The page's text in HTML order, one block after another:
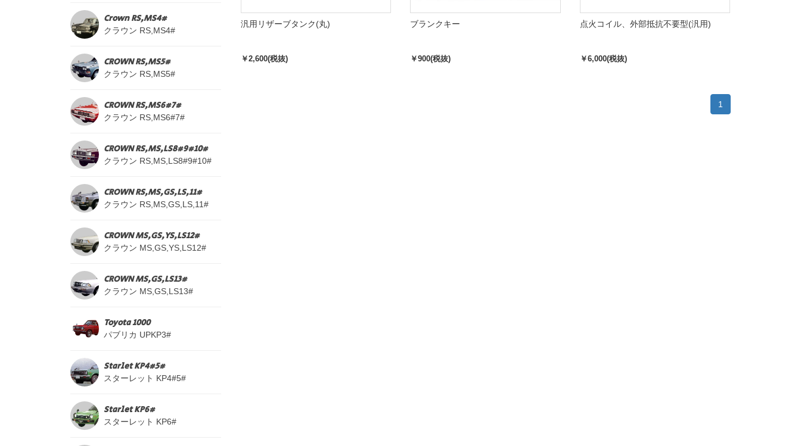
Crown RS,MS4#
クラウン RS,MS4#
CROWN RS,MS5#
クラウン RS,MS5#
CROWN RS,MS6#7#
クラウン RS,MS6#7#
CROWN RS,MS,LS8#9#10#
クラウン RS,MS,LS8#9#10#
CROWN RS,MS,GS,LS,11#
クラウン RS,MS,GS,LS,11#
CROWN MS,GS,YS,LS12#
クラウン MS,GS,YS,LS12#
CROWN MS,GS,LS13#
クラウン MS,GS,LS13#
Toyota 1000
パブリカ UPKP3#
Starlet KP4#5#
スターレット KP4#5#
Starlet KP6#
スターレット KP6#
汎用リザーブタンク(丸)
￥2,600(税抜)
ブランクキー
￥900(税抜)
点火コイル、外部抵抗不要型(汎用)
￥6,000(税抜)
1